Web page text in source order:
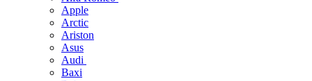
Apple
Arctic
Ariston
Asus
Audi
Baxi